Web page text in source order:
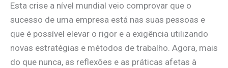
Esta crise a nível mundial veio comprovar que o
sucesso de uma empresa está nas suas pessoas e
que é possível elevar o rigor e a exigência utilizando
novas estratégias e métodos de trabalho. Agora, mais
do que nunca, as reflexões e as práticas afetas à